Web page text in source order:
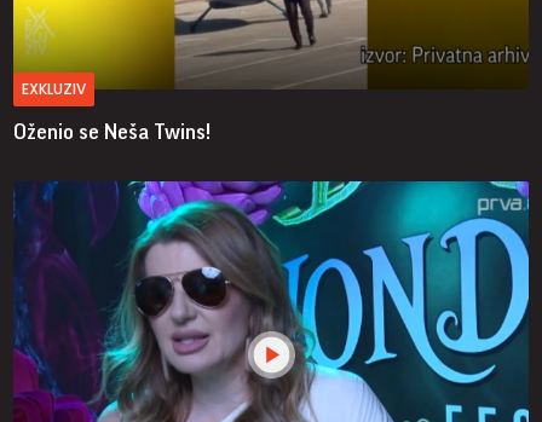
EXKLUZIV
Oženio se Neša Twins!